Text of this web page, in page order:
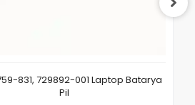
831, 729892-001 Laptop Batarya
Pil